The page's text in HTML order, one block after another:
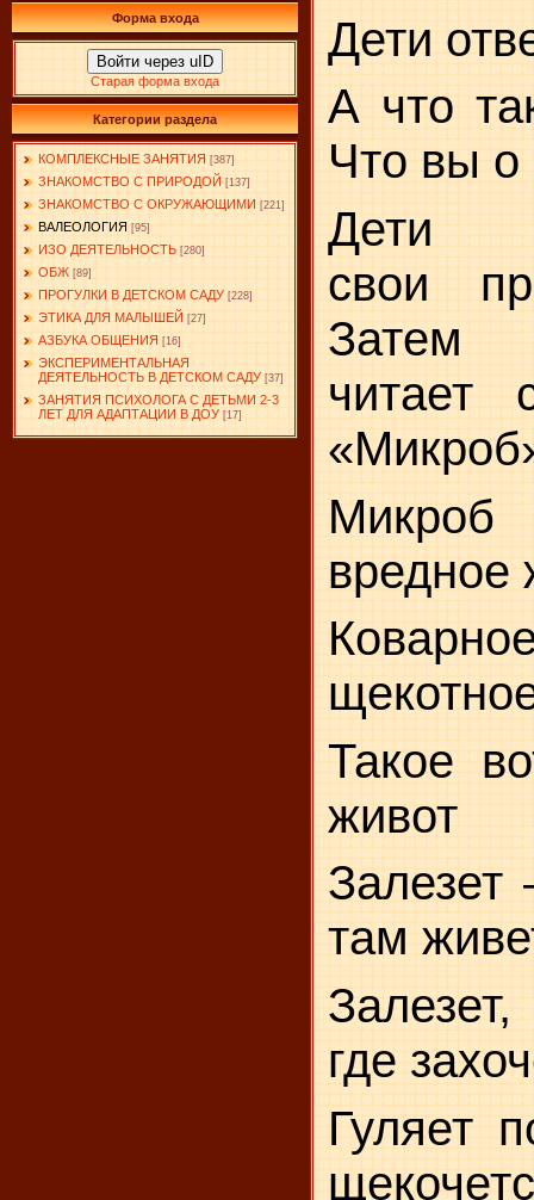
Форма входа
Войти через uID
Старая форма входа
Категории раздела
КОМПЛЕКСНЫЕ ЗАНЯТИЯ [387]
ЗНАКОМСТВО С ПРИРОДОЙ [137]
ЗНАКОМСТВО С ОКРУЖАЮЩИМИ [221]
ВАЛЕОЛОГИЯ [95]
ИЗО ДЕЯТЕЛЬНОСТЬ [280]
ОБЖ [89]
ПРОГУЛКИ В ДЕТСКОМ САДУ [228]
ЭТИКА ДЛЯ МАЛЫШЕЙ [27]
АЗБУКА ОБЩЕНИЯ [16]
ЭКСПЕРИМЕНТАЛЬНАЯ
ДЕЯТЕЛЬНОСТЬ В ДЕТСКОМ САДУ [37]
ЗАНЯТИЯ ПСИХОЛОГА С ДЕТЬМИ 2-3
ЛЕТ ДЛЯ АДАПТАЦИИ В ДОУ [17]
Дети
А что
Что вы о
Дети
свои
Затем
читает
вредное
Такое
живот
там
Залезет,
где
Гуляет